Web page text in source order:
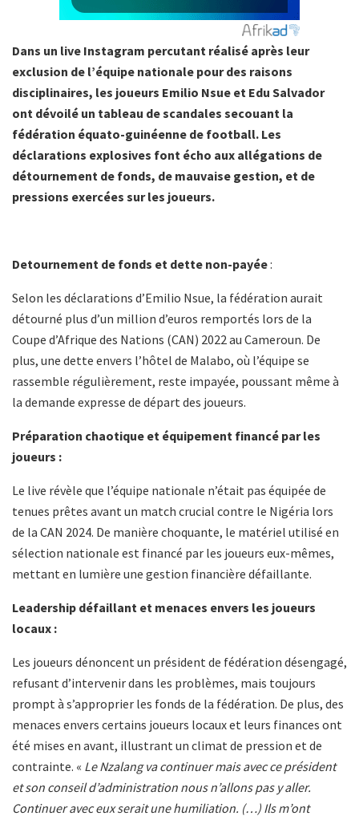
Dans un live Instagram percutant réalisé après leur
exclusion de l’équipe nationale pour des raisons
disciplinaires, les joueurs Emilio Nsue et Edu Salvador
ont dévoilé un tableau de scandales secouant la
fédération équato-guinéenne de football. Les
déclarations explosives font écho aux allégations de
détournement de fonds, de mauvaise gestion, et de
pressions exercées sur les joueurs.
Detournement de fonds et dette non-payée:
Selon les déclarations d’Emilio Nsue, la fédération aurait
détourné plus d’un million d’euros remportés lors de la
Coupe d’Afrique des Nations (CAN) 2022 au Cameroun. De
plus, une dette envers l’hôtel de Malabo, où l’équipe se
rassemble régulièrement, reste impayée, poussant même à
la demande expresse de départ des joueurs.
Préparation chaotique et équipement financé par les
joueurs :
Le live révèle que l’équipe nationale n’était pas équipée de
tenues prêtes avant un match crucial contre le Nigéria lors
de la CAN 2024. De manière choquante, le matériel utilisé en
sélection nationale est financé par les joueurs eux-mêmes,
mettant en lumière une gestion financière défaillante.
Leadership défaillant et menaces envers les joueurs
locaux :
Les joueurs dénoncent un président de fédération désengagé,
refusant d’intervenir dans les problèmes, mais toujours
prompt à s’approprier les fonds de la fédération. De plus, des
menaces envers certains joueurs locaux et leurs finances ont
été mises en avant, illustrant un climat de pression et de
contrainte. « Le Nzalang va continuer mais avec ce président
et son conseil d’administration nous n’allons pas y aller.
Continuer avec eux serait une humiliation. (…) Ils m’ont